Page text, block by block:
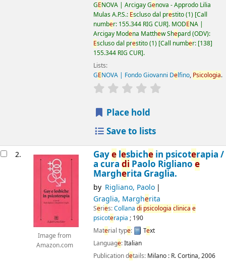
GENOVA | Arcigay Genova - Approdo Lilia
Mulas A.P.S.: Escluso dal prestito(1) Call
number: 155.344 RIG CUR . MODENA |
Arcigay Modena Matthew Shepard (ODV):
Escluso dal prestito(1) Call number: [138]
155.344 RIG CUR .
Lists:
GENOVA | Fondo Giovanni Delfino, Psicologia.
star rating
Place hold
Save to lists
2.
Image from
Amazon.com
Gayelesbichein psicoterapia /
a curadi Paolo Riglianoe
Margherita Graglia.
by Rigliano, Paolo
Graglia, Margherita
Series:Collana di psicologia clinica e
psicoterapia ; 190
Material type: Text
Language:Italian
Publication details: Milano : R. Cortina,2006